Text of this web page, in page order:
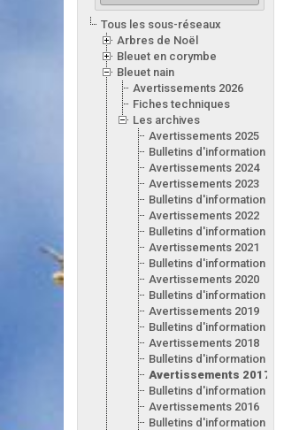
Tous les sous-réseaux
Arbres de Noël
Bleuet en corymbe
Bleuet nain
Avertissements 2026
Fiches techniques
Les archives
Avertissements 2025
Bulletins d'information 2025
Avertissements 2024
Avertissements 2023
Bulletins d'information 2023
Avertissements 2022
Bulletins d'information 2022
Avertissements 2021
Bulletins d'information 2021
Avertissements 2020
Bulletins d'information 2020
Avertissements 2019
Bulletins d'information 2019
Avertissements 2018
Bulletins d'information 2018
Avertissements 2017
Bulletins d'information 2017
Avertissements 2016
Bulletins d'information 2016